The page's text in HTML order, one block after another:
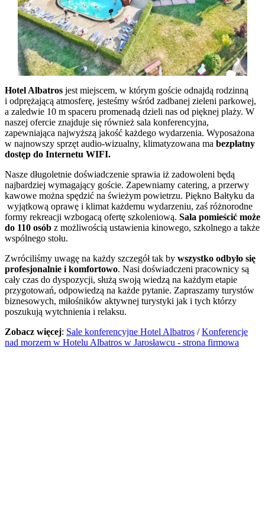
Hotel Albatros jest miejscem, w którym goście odnajdą rodzinną
i odprężającą atmosferę, jesteśmy wśród zadbanej zieleni parkowej,
a zaledwie 10 m spaceru promenadą dzieli nas od pięknej plaży. W
naszej ofercie znajduje się również sala konferencyjna,
zapewniająca najwyższą jakość każdego wydarzenia. Wyposażona
w najnowszy sprzęt audio-wizualny, klimatyzowana ma bezpłatny
dostęp do Internetu WIFI.
Nasze długoletnie doświadczenie sprawia iż zadowoleni będą
najbardziej wymagający goście. Zapewniamy catering, a przerwy
kawowe można spędzić na świeżym powietrzu. Piękno Bałtyku da
wyjątkową oprawę i klimat każdemu wydarzeniu, zaś różnorodne
formy rekreacji wzbogacą ofertę szkoleniową. Sala pomieścić może
do 110 osób z możliwością ustawienia kinowego, szkolnego a także
wspólnego stołu.
Zwróciliśmy uwagę na każdy szczegół tak by wszystko odbyło się
profesjonalnie i komfortowo. Nasi doświadczeni pracownicy są
cały czas do dyspozycji, służą swoją wiedzą na każdym etapie
przygotowań, odpowiedzą na każde pytanie. Zapraszamy turystów
biznesowych, miłośników aktywnej turystyki jak i tych którzy
poszukują wytchnienia i relaksu.
Zobacz więcej: Sale konferencyjne Hotel Albatros /Konferencje
nad morzem w Hotelu Albatros w Jarosławcu - strona firmowa